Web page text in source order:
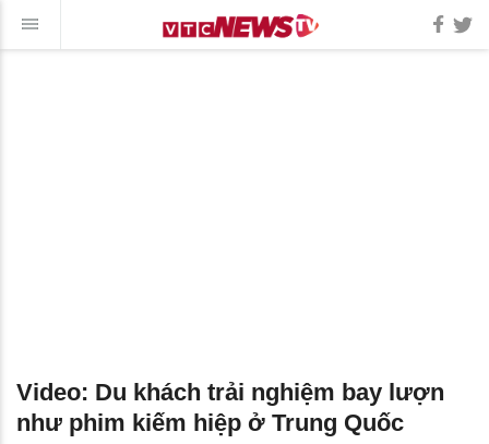
Video: Du khách trải nghiệm bay lượn
như phim kiếm hiệp ở Trung Quốc